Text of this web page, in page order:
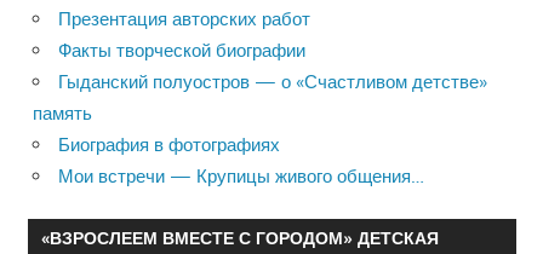
Презентация авторских работ
Факты творческой биографии
Гыданский полуостров — о «Счастливом детстве»
память
Биография в фотографиях
Мои встречи — Крупицы живого общения…
«ВЗРОСЛЕЕМ ВМЕСТЕ С ГОРОДОМ» ДЕТСКАЯ